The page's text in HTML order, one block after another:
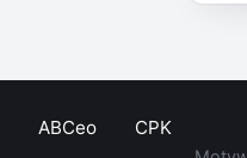
ABCeo CPK